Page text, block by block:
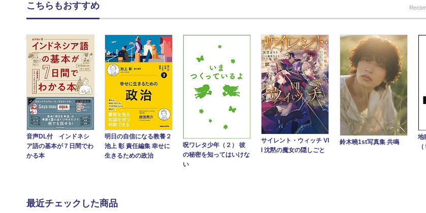
こちらもおすすめ
音声DL付 インドネシ
ア語の基本が７日間でわ
かる本
明日の自信になる教養２
池上 彰 責任編集 幸せに
生きるための政治
呪ワレタ少年（２） 彼
の秘密を知ってはいけな
い
サイレント・ウィッチ VI
I 沈黙の魔女の隠しごと
鈴木曉1st写真集 共鳴
地
最近チェックした商品